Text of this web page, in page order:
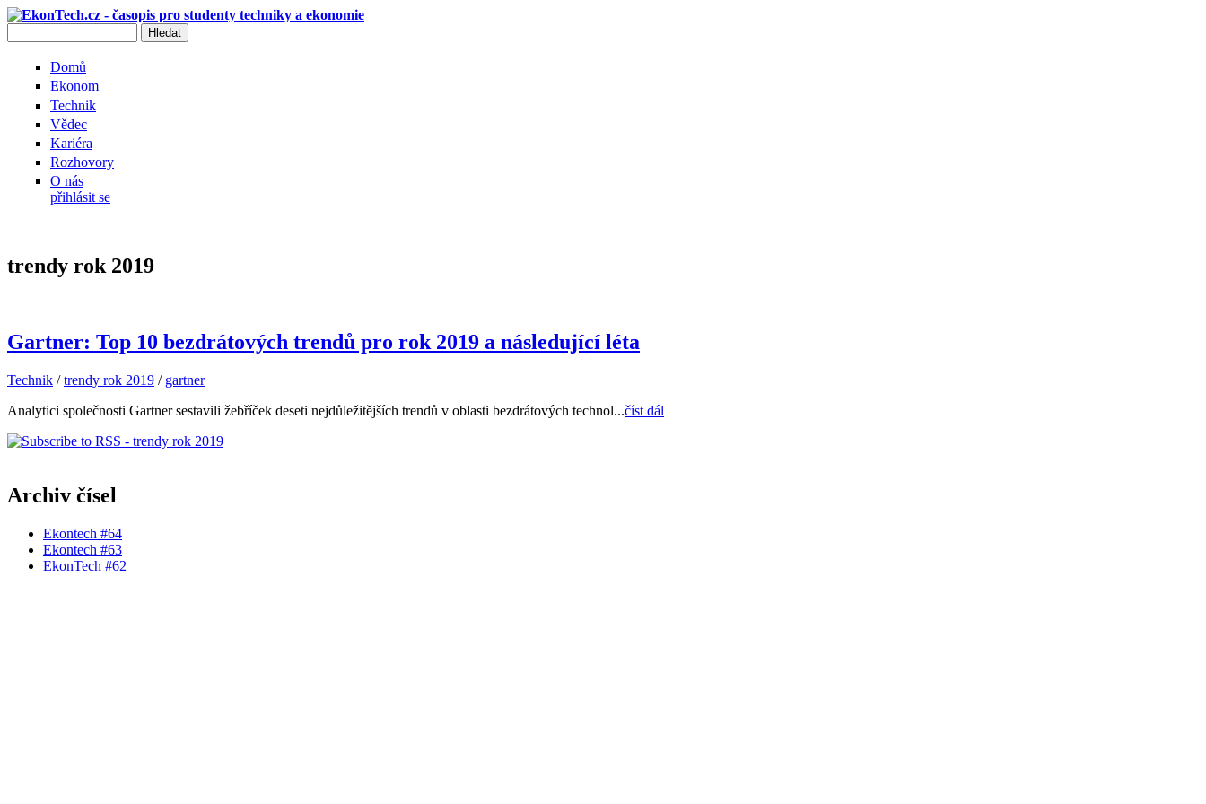
Přejít k hlavnímu obsahu
Domů
Ekonom
Technik
Vědec
Kariéra
Rozhovory
O nás
přihlásit se
trendy rok 2019
Gartner: Top 10 bezdrátových trendů pro rok 2019 a následující léta
Technik /trendy rok 2019 / gartner
Analytici společnosti Gartner sestavili žebříček deseti nejdůležitějších trendů v oblasti bezdrátových technol...číst dál
Archiv čísel
Ekontech #64
Ekontech #63
EkonTech #62